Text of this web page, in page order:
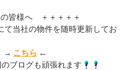
皆様へ ＋＋＋＋＋
て当社の物件を随時更新してお
こちら ←
ブログも頑張れます